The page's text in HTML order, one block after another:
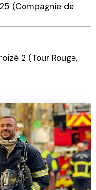
(Compagnie de
2 (Tour Rouge,